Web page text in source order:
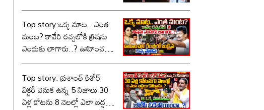
Top story:ఒక్క మాట.. ఎంత
మంట? కావేరి రచ్చలోకి త్రిషను
ఎందుకు లాగారు..? ఊహించని
రేంజ్ లో బుక్కైన చిన్న స్టాలిన్..!
Top story: ప్రశాంత్ కిశోర్
విక్టరీ వెనుక ఉన్న 5 నిజాలు 30
ఏళ్ల కోటను 8 నెలల్లో ఎలా బద్దలు